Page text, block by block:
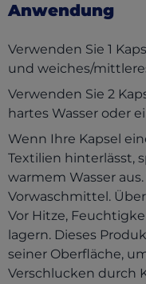
Anwendung
Verwenden Sie 1
und weiches/
Verwenden Sie 2
hartes Wasser oder
Wenn Ihre Kapsel
Textilien hinterlässt,
warmem Wasser
Vorwaschmittel.
Vor Hitze,
lagern. Dieses
seiner Oberfläche,
Verschlucken durch